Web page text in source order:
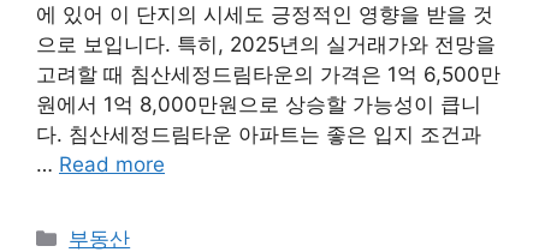
에 있어 이 단지의 시세도 긍정적인 영향을 받을 것
으로 보입니다. 특히, 2025년의 실거래가와 전망을
고려할 때 침산세정드림타운의 가격은 1억 6,500만
원에서 1억 8,000만원으로 상승할 가능성이 큽니
다. 침산세정드림타운 아파트는 좋은 입지 조건과
… Read more
Categories
부동산